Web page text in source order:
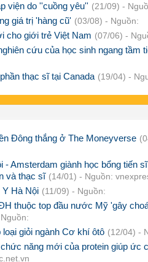
viện do ''cuồng yêu'' (21/09) -
giá trị 'hàng cũ' (03/08) - Nguồn:
cho giới trẻ Việt Nam (07/06) -
cứu của học sinh ngang tầm
thạc sĩ tại Canada (19/04) -
Đông thắng ở The Moneyverse
Amsterdam giành học bổng tiến
và thạc sĩ (14/01) - Nguồn:
Hà Nội (11/09) - Nguồn:
thuộc top đầu nước Mỹ 'gây
giỏi ngành Cơ khí ôtô (12/04) -
năng mới của protein giúp ức